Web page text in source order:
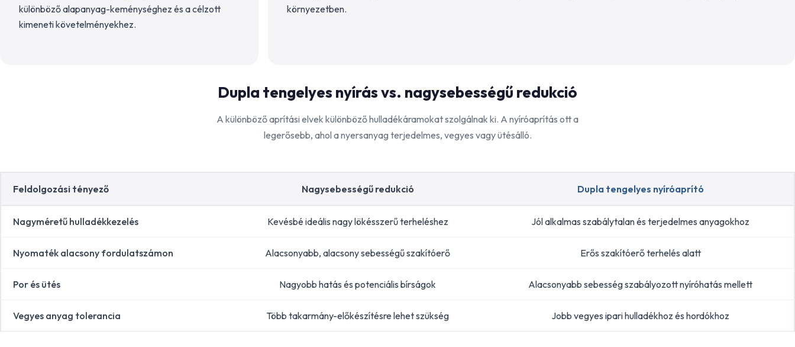
különböző alapanyag-keménységhez és a célzott
kimeneti követelményekhez.
környezetben.
Dupla tengelyes nyírás vs. nagysebességű redukció
A különböző aprítási elvek különböző hulladékáramokat szolgálnak ki. A nyíróaprítás ott a
legerősebb, ahol a nyersanyag terjedelmes, vegyes vagy ütésálló.
Feldolgozási tényező Nagysebességű redukció Dupla tengelyes nyíróaprító
Nagyméretű hulladékkezelés Kevésbé ideális nagy lökésszerű terheléshez Jól alkalmas szabálytalan és terjedelmes anyagokhoz
Nyomaték alacsony fordulatszámon Alacsonyabb, alacsony sebességű szakítóerő Erős szakítóerő terhelés alatt
Por és ütés Nagyobb hatás és potenciális bírságok Alacsonyabb sebesség szabályozott nyíróhatás mellett
Vegyes anyag tolerancia Több takarmány-előkészítésre lehet szükség Jobb vegyes ipari hulladékhoz és hordókhoz